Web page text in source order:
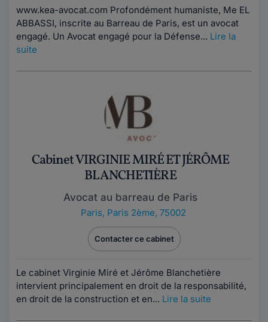
www.kea-avocat.com Profondément humaniste, Me EL
ABBASSI, inscrite au Barreau de Paris, est un avocat
engagé. Un Avocat engagé pour la Défense... Lire la
suite
Cabinet VIRGINIE MIRÉ ET JÉRÔME
BLANCHETIÈRE
Avocat au barreau de Paris
Paris, Paris 2ème, 75002
Contacter ce cabinet
Le cabinet Virginie Miré et Jérôme Blanchetière
intervient principalement en droit de la responsabilité,
en droit de la construction et en... Lire la suite